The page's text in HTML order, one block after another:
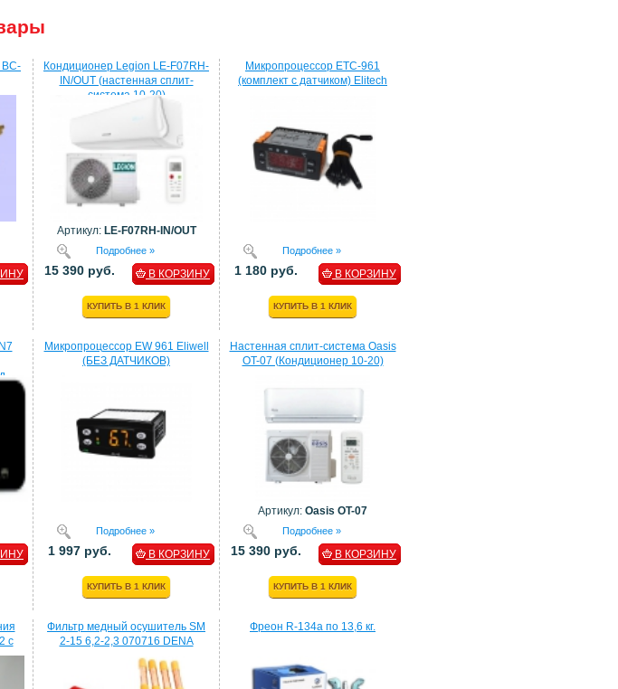
Кондиционер Legion LE-F07RH-
IN/OUT (настенная сплит-
система 10-20)
Артикул: LE-F07RH-IN/OUT
Подробнее »
15 390 руб. В КОРЗИНУ
КУПИТЬ В 1 КЛИК
Микропроцессор ETC-961
(комплект c датчиком) Elitech
Подробнее »
1 180 руб. В КОРЗИНУ
КУПИТЬ В 1 КЛИК
Микропроцессор EW 961 Eliwell
(БЕЗ ДАТЧИКОВ)
Подробнее »
1 997 руб. В КОРЗИНУ
КУПИТЬ В 1 КЛИК
Настенная сплит-система Oasis
OT-07 (Кондиционер 10-20)
Артикул: Oasis OT-07
Подробнее »
15 390 руб. В КОРЗИНУ
КУПИТЬ В 1 КЛИК
с
Фильтр медный осушитель SM
2-15 6,2-2,3 070716 DENA
Фреон R-134a по 13,6 кг.